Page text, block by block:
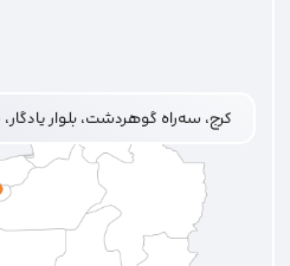
کرج، سه‌راه گوهردشت، بلوار یادگار،